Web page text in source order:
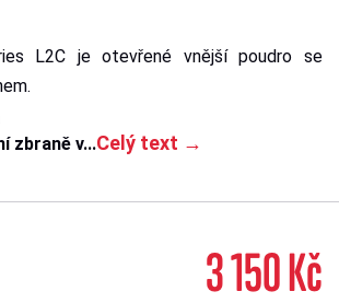
L2C je otevřené vnější poudro se
zbraně v...Celý text →
3 150 Kč